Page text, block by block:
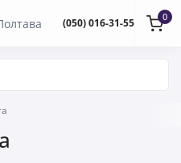
(050) 016-31-55 0